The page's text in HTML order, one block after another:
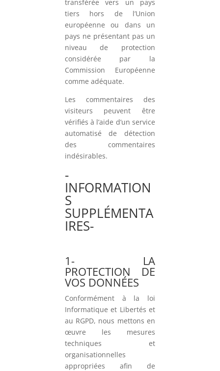
transférée vers un pays
tiers hors de l’Union
européenne ou dans un
pays ne présentant pas un
niveau de protection
considérée par la
Commission Européenne
comme adéquate.
Les commentaires des
visiteurs peuvent être
vérifiés à l’aide d’un service
automatisé de détection
des commentaires
indésirables.
-
INFORMATION
S
SUPPLÉMENTA
IRES-
1- LA
PROTECTION DE
VOS DONNÉES
Conformément à la loi
Informatique et Libertés et
au RGPD, nous mettons en
œuvre les mesures
techniques et
organisationnelles
appropriées afin de